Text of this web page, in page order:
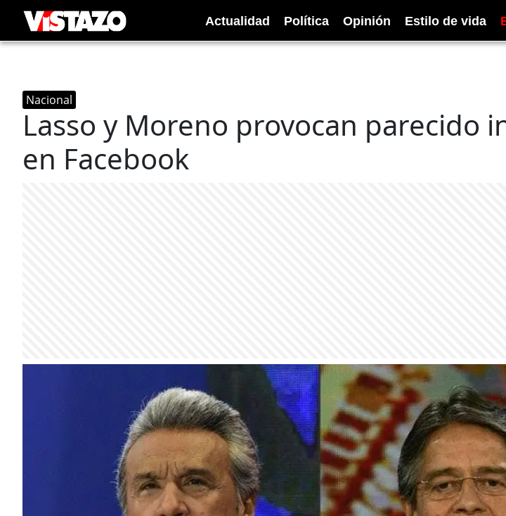
Actualidad Política Opinión Estilo de vida
Nacional
Lasso y Moreno provocan parecido
en Facebook